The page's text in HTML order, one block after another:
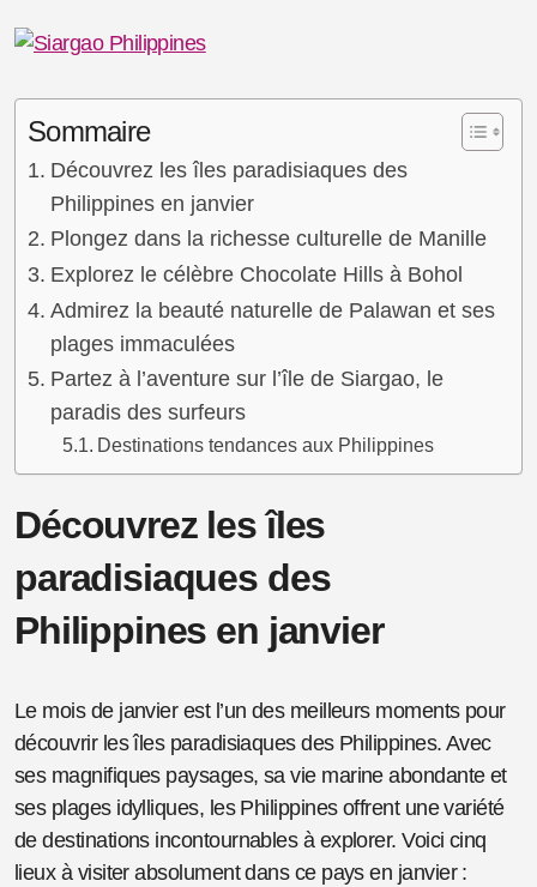
Sommaire
Découvrez les îles paradisiaques des
Philippines en janvier
Plongez dans la richesse culturelle de Manille
Explorez le célèbre Chocolate Hills à Bohol
Admirez la beauté naturelle de Palawan et ses
plages immaculées
Partez à l’aventure sur l’île de Siargao, le
paradis des surfeurs
Destinations tendances aux Philippines
Découvrez les îles
paradisiaques des
Philippines en janvier
Le mois de janvier est l’un des meilleurs moments pour
découvrir les îles paradisiaques des Philippines. Avec
ses magnifiques paysages, sa vie marine abondante et
ses plages idylliques, les Philippines offrent une variété
de destinations incontournables à explorer. Voici cinq
lieux à visiter absolument dans ce pays en janvier :